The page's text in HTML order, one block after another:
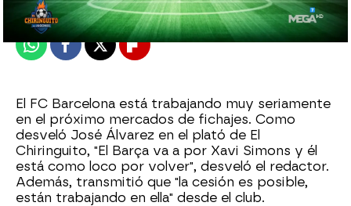
Publicado:29 de abril de 2024, 01:59
WhatsappFacebook
X Flipboard
El FC Barcelona está trabajando muy seriamente
en el próximo mercados de fichajes. Como
desveló José Álvarez en el plató de El
Chiringuito, "El Barça va a por Xavi Simons y él
está como loco por volver", desveló el redactor.
Además, transmitió que "la cesión es posible,
están trabajando en ella" desde el club.